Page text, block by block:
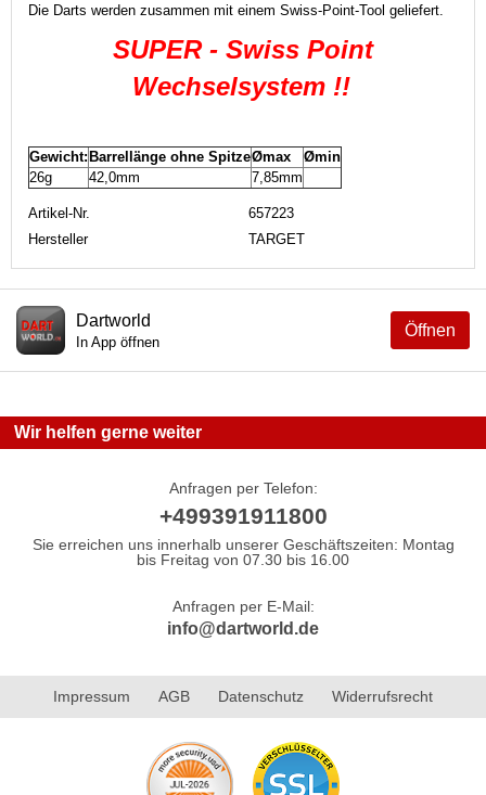
Die Darts werden zusammen mit einem Swiss-Point-Tool geliefert.
SUPER - Swiss Point
Wechselsystem !!
Gewicht:Barrellänge ohne SpitzeØmax
Ømin
26g
42,0mm 7,85mm
Artikel-Nr.
657223
Hersteller
TARGET
Öffnen
Dartworld
In App öffnen
Wir helfen gerne weiter
Anfragen per Telefon:
+499391911800
Sie erreichen uns innerhalb unserer Geschäftszeiten: Montag
bis Freitag von 07.30 bis 16.00
Anfragen per E-Mail:
info@dartworld.de
Impressum AGB Datenschutz Widerrufsrecht